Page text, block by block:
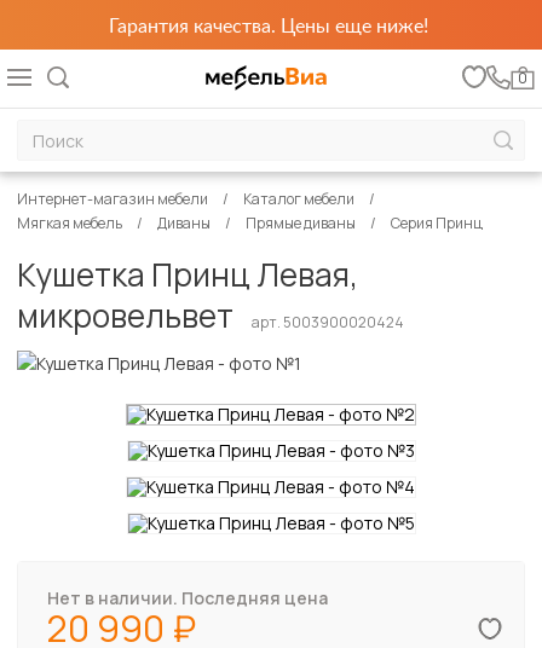
Гарантия качества. Цены еще ниже!
0
Интернет-магазин мебели
Каталог мебели
Мягкая мебель
Диваны Прямые диваны Серия Принц
Кушетка Принц Левая,
микровельвет
арт. 5003900020424
Нет в наличии. Последняя цена
20 990